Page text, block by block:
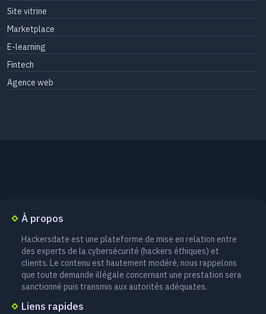
Site vitrine
Marketplace
E-learning
Fintech
Agence web
À propos
Hackersdate est une plateforme de mise en relation entre
des experts de la cybersécurité (hackers éthiques) et
clients. Le contenu est hautement modéré, nous rappelons
que toute demande illégale concernant une prestation sera
sanctionné puis transmis aux autorités adéquates.
Liens rapides